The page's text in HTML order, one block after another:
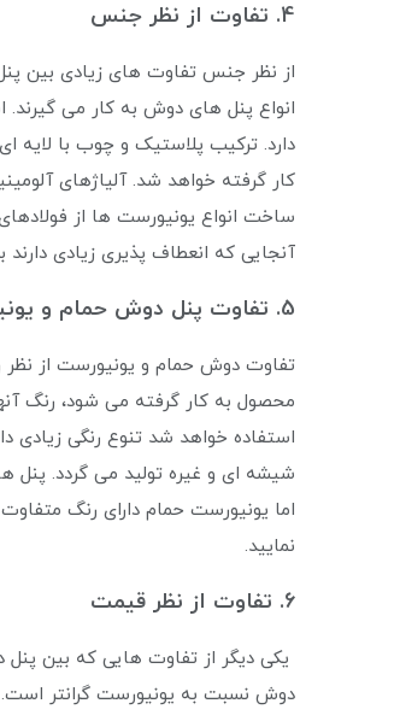
4. تفاوت از نظر جنس
از نظر جنس تفاوت های زیادی بین
انواع پنل های دوش به کار می
دارد. ترکیب پلاستیک و چوب با لایه
کار گرفته خواهد شد. آلیاژهای
ساخت انواع یونیورست ها از
آنجایی که انعطاف پذیری زیادی
5. تفاوت پنل دوش حمام و یونیورست از نظر رنگ
تفاوت دوش حمام و یونیورست از نظر
محصول به کار گرفته می ‌شود، رنگ
استفاده خواهد شد تنوع رنگی زیادی
شیشه ای و غیره تولید می گردد. پنل
اما یونیورست حمام دارای رنگ
نمایید.
6. تفاوت از نظر قیمت
یکی دیگر از تفاوت ‌هایی که بین
دوش نسبت به یونیورست گرانتر است.